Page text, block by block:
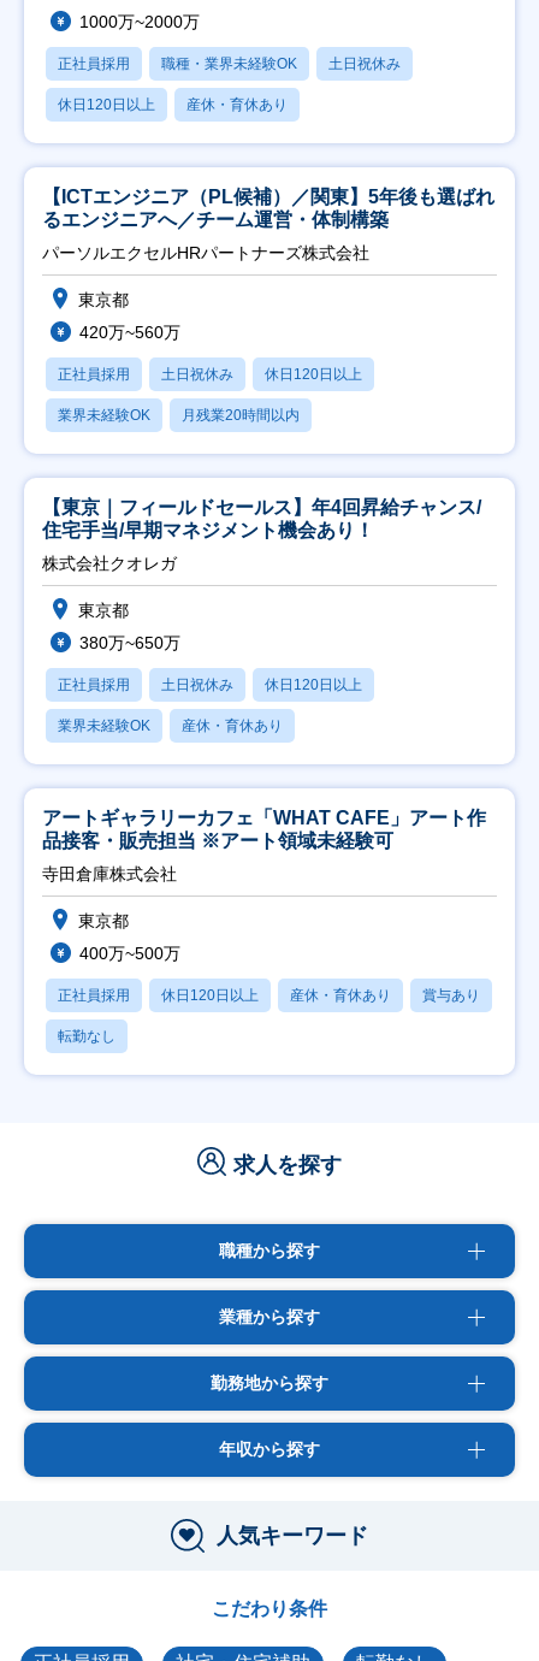
1000万~2000万
正社員採用 職種・業界未経験OK 土日祝休み
休日120日以上 産休・育休あり
【ICTエンジニア（PL候補）／関東】5年後も選ばれ
るエンジニアへ／チーム運営・体制構築
パーソルエクセルHRパートナーズ株式会社
東京都
420万~560万
正社員採用 土日祝休み 休日120日以上
業界未経験OK 月残業20時間以内
【東京｜フィールドセールス】年4回昇給チャンス/
住宅手当/早期マネジメント機会あり！
株式会社クオレガ
東京都
380万~650万
正社員採用 土日祝休み 休日120日以上
業界未経験OK 産休・育休あり
アートギャラリーカフェ「WHAT CAFE」アート作
品接客・販売担当 ※アート領域未経験可
寺田倉庫株式会社
東京都
400万~500万
正社員採用 休日120日以上 産休・育休あり 賞与あり
転勤なし
求人を探す
職種から探す
業種から探す
勤務地から探す
年収から探す
人気キーワード
こだわり条件